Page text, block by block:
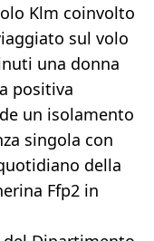
Klm coinvolto
sul volo
una donna
positiva
un isolamento
singola con
della
Ffp2 in